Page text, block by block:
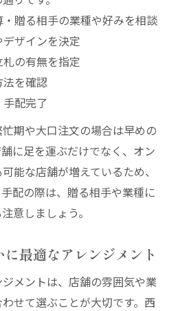
贈る相手の業種や好みを相談
ザインを決定
の有無を指定
を確認
配完了
期や大口注文の場合は早めの
に足を運ぶだけでなく、オン
能な店舗が増えているため、
配の際は、贈る相手や業種に
意しましょう。
最適なアレンジメント
メントは、店舗の雰囲気や業
せて選ぶことが大切です。西